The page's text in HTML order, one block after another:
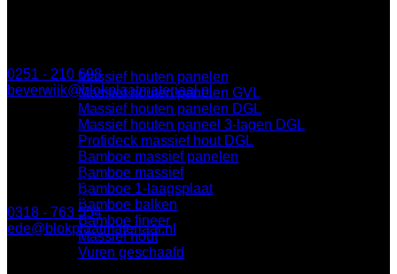
Massief houten panelen
Massief houten panelen GVL
Massief houten panelen DGL
Massief houten paneel 3-lagen DGL
Profideck massief hout DGL
Bamboe massief panelen
Bamboe massief
Bamboe 1-laagsplaat
Bamboe balken
Bamboe fineer
Massief hout
Vuren geschaafd
0251 - 210 698
beverwijk@blokplaatmateriaal.nl
Keplerlaan 8
6716 BS Ede
0318 - 763 554
ede@blokplaatmateriaal.nl